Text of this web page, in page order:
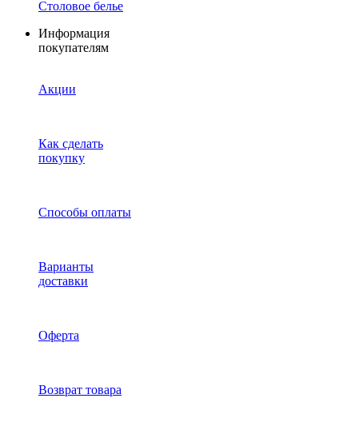
Столовое белье
Информация
покупателям
Акции
Как сделать
покупку
Способы оплаты
Варианты
доставки
Оферта
Возврат товара